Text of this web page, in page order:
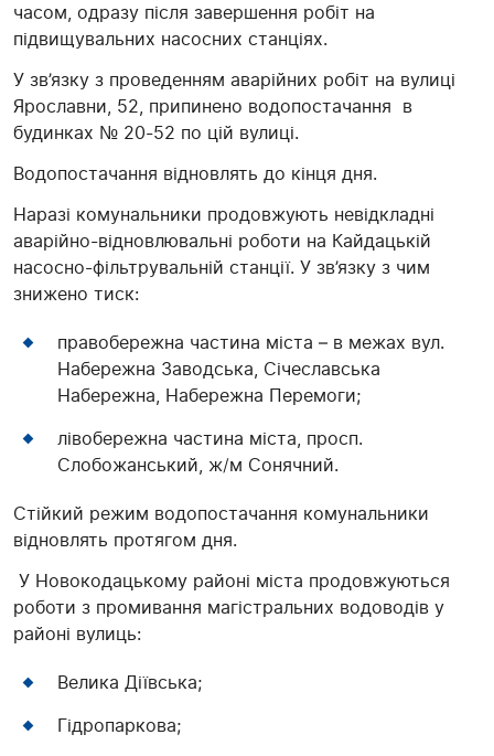
часом, одразу після завершення робіт на
підвищувальних насосних станціях.
У зв’язку з проведенням аварійних робіт на вулиці
Ярославни, 52, припинено водопостачання в
будинках № 20-52 по цій вулиці.
Водопостачання відновлять до кінця дня.
Наразі комунальники продовжують невідкладні
аварійно-відновлювальні роботи на Кайдацькій
насосно-фільтрувальній станції. У зв’язку з чим
знижено тиск:
правобережна частина міста – в межах вул.
Набережна Заводська, Січеславська
Набережна, Набережна Перемоги;
лівобережна частина міста, просп.
Слобожанський, ж/м Сонячний.
Стійкий режим водопостачання комунальники
відновлять протягом дня.
У Новокодацькому районі міста продовжуються
роботи з промивання магістральних водоводів у
районі вулиць:
Велика Діївська;
Гідропаркова;